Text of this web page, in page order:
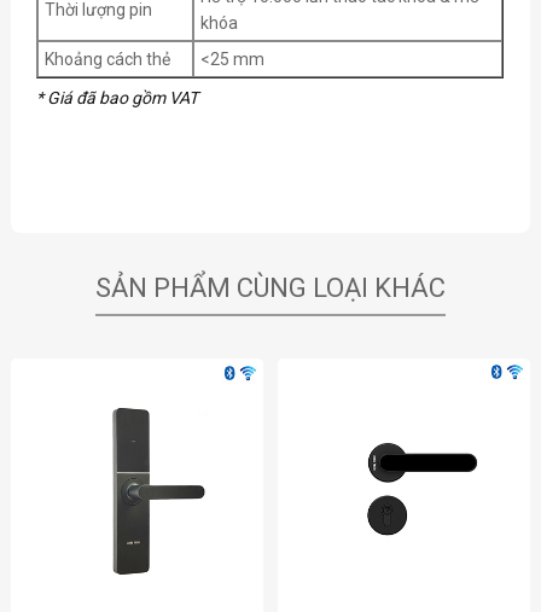
Thời lượng pin
khóa
Khoảng cách thẻ
<25 mm
* Giá đã bao gồm VAT
SẢN PHẨM CÙNG LOẠI KHÁC